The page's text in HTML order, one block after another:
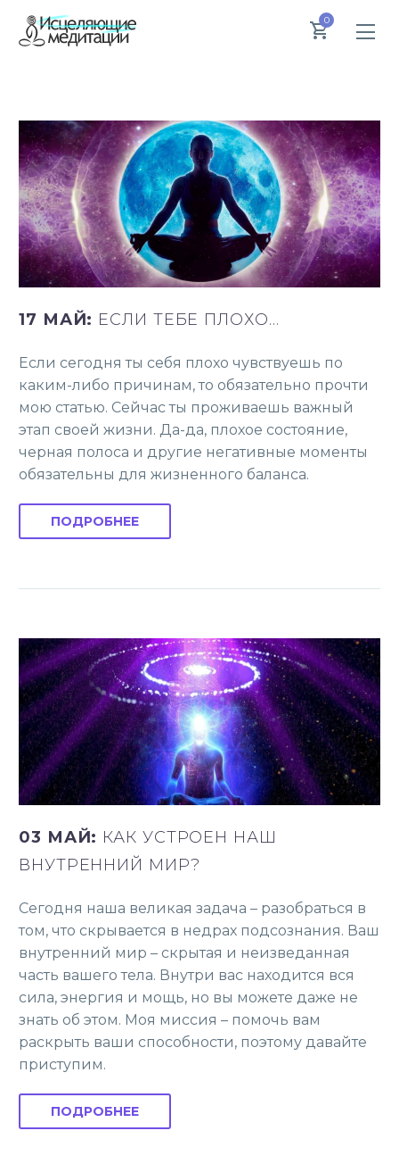
0
17 МАЙ: ЕСЛИ ТЕБЕ ПЛОХО…
Если сегодня ты себя плохо чувствуешь по
каким-либо причинам, то обязательно прочти
мою статью. Сейчас ты проживаешь важный
этап своей жизни. Да-да, плохое состояние,
черная полоса и другие негативные моменты
обязательны для жизненного баланса.
ПОДРОБНЕЕ
03 МАЙ: КАК УСТРОЕН НАШ
ВНУТРЕННИЙ МИР?
Сегодня наша великая задача – разобраться в
том, что скрывается в недрах подсознания. Ваш
внутренний мир – скрытая и неизведанная
часть вашего тела. Внутри вас находится вся
сила, энергия и мощь, но вы можете даже не
знать об этом. Моя миссия – помочь вам
раскрыть ваши способности, поэтому давайте
приступим.
ПОДРОБНЕЕ